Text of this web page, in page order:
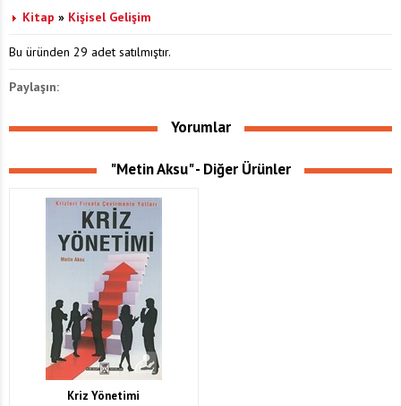
Kitap » Kişisel Gelişim
Bu üründen 29 adet satılmıştır.
Paylaşın:
Yorumlar
"Metin Aksu" - Diğer Ürünler
Kriz Yönetimi